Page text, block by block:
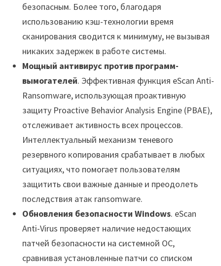
безопасным. Более того, благодаря
использованию кэш-технологии время
сканирования сводится к минимуму, не вызывая
никаких задержек в работе системы.
Мощный антивирус против программ-
вымогателей. Эффективная функция eScan Anti-
Ransomware, использующая проактивную
защиту Proactive Behavior Analysis Engine (PBAE),
отслеживает активность всех процессов.
Интеллектуальный механизм теневого
резервного копирования срабатывает в любых
ситуациях, что помогает пользователям
защитить свои важные данные и преодолеть
последствия атак ransomware.
Обновления безопасности Windows. eScan
Anti-Virus проверяет наличие недостающих
патчей безопасности на системной ОС,
сравнивая установленные патчи со списком